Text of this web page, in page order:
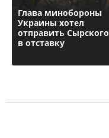
Глава минобороны
Украины хотел
отправить Сырского
в отставку